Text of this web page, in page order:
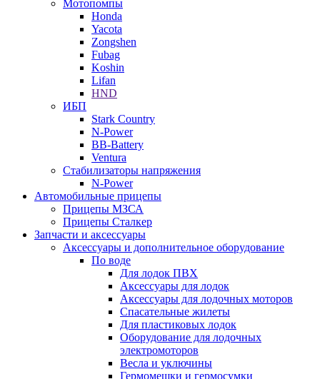
Мотопомпы
Honda
Yacota
Zongshen
Fubag
Koshin
Lifan
HND
ИБП
Stark Country
N-Power
BB-Battery
Ventura
Стабилизаторы напряжения
N-Power
Автомобильные прицепы
Прицепы МЗСА
Прицепы Сталкер
Запчасти и аксессуары
Аксессуары и дополнительное оборудование
По воде
Для лодок ПВХ
Аксессуары для лодок
Аксессуары для лодочных моторов
Спасательные жилеты
Для пластиковых лодок
Оборудование для лодочных
электромоторов
Весла и уключины
Гермомешки и гермосумки